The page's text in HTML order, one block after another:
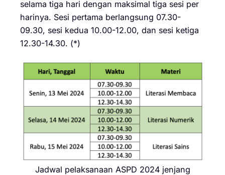
selama tiga hari dengan maksimal tiga sesi per
harinya. Sesi pertama berlangsung 07.30-
09.30, sesi kedua 10.00-12.00, dan sesi ketiga
12.30-14.30. (*)
Jadwal pelaksanaan ASPD 2024 jenjang